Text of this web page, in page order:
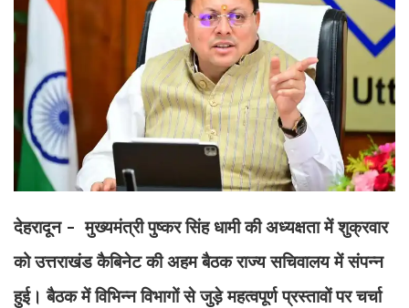
देहरादून - मुख्यमंत्री पुष्कर सिंह धामी की अध्यक्षता में शुक्रवार
को उत्तराखंड कैबिनेट की अहम बैठक राज्य सचिवालय में संपन्न
हुई। बैठक में विभिन्न विभागों से जुड़े महत्वपूर्ण प्रस्तावों पर चर्चा